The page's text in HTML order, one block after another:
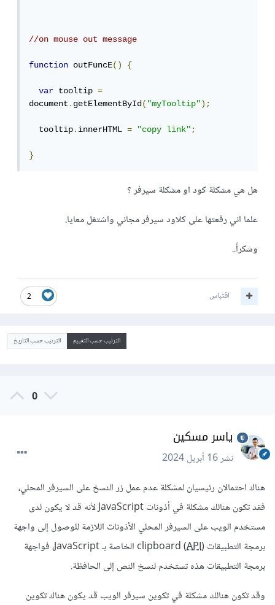
//on mouse out message
function outFuncE() {
var tooltip =
document.getElementById("myTooltip");
tooltip.innerHTML = "copy link";
}
هل هي مشكلة كود او مشكلة سيرفر ؟
علما اني رفعتها على كلاود سيرفر مجاني واشتغل معايا.
وشكراً..
2 اقتباس
الترتيب حسب التقييم الترتيب حسب التاريخ
0
ياسر مسكين
نشر16 أبريل 2024
هناك احتمالان رئيسيان لمشكلة عدم عمل زر النسخ على السيرفر المحلي،
فقد تكون هنالك مشكلة في أذونات JavaScript لأنه قد لا يكون لدى
مستخدم الويب على السيرفر المحلي الأذونات اللازمة للوصول إلى واجهة
برمجة التطبيقات ( API
) clipboard الخاصة بـ JavaScript، فواجهة
برمجة التطبيقات هذه تستخدم لنسخ النص إلى الحافظة.
وقد تكون هنالك مشكلة في تكوين سيرفر الويب قد يكون هناك تكوين